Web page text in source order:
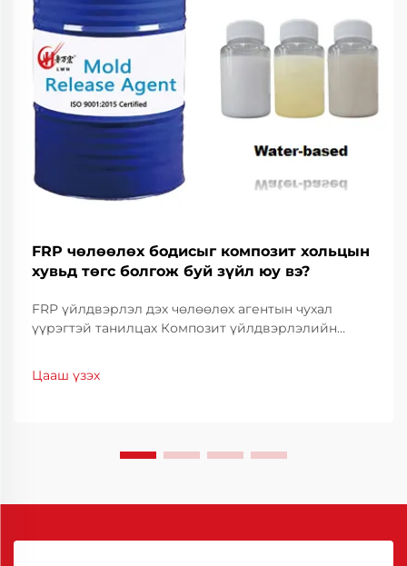
FRP чөлөөлөх бодисыг композит хольцын
хувьд төгс болгож буй зүйл юу вэ?
FRP үйлдвэрлэл дэх чөлөөлөх агентын чухал
үүрэгтэй танилцах Композит үйлдвэрлэлийн
байгаа. Эдгээр онцгой химийн найрлагууд нь ...
Цааш үзэх